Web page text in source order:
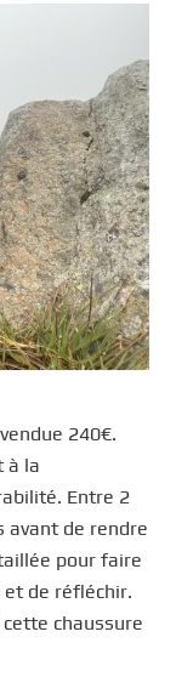
240€.
à la
Entre 2
avant de rendre
pour faire
de réfléchir.
chaussure